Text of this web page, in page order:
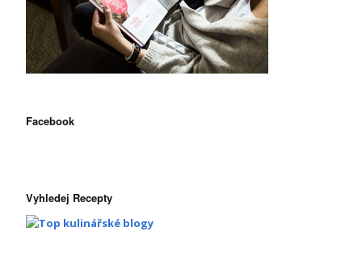
Facebook
Vyhledej Recepty